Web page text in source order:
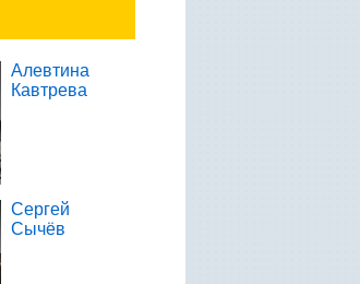
Алевтина
Кавтрева
Сергей
Сычёв